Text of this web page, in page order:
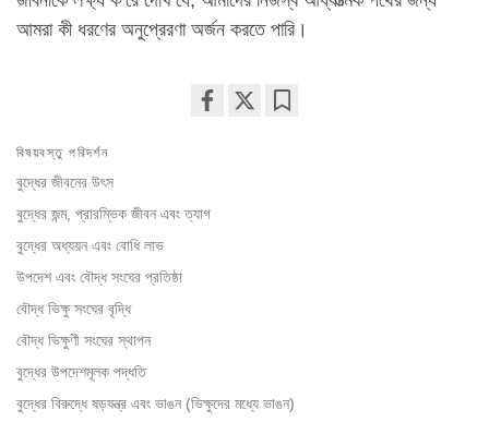
আমরা কী ধরণের অনুপ্রেরণা অর্জন করতে পারি।
বিষয়বস্তু পরিদর্শন
বুদ্ধের জীবনের উৎস
বুদ্ধের জন্ম, প্রারম্ভিক জীবন এবং ত্যাগ
বুদ্ধের অধ্যয়ন এবং বোধি লাভ
উপদেশ এবং বৌদ্ধ সংঘের প্রতিষ্ঠা
বৌদ্ধ ভিক্ষু সংঘের বৃদ্ধি
বৌদ্ধ ভিক্ষুণী সংঘের স্থাপন
বুদ্ধের উপদেশমূলক পদ্ধতি
বুদ্ধের বিরুদ্ধে ষড়যন্ত্র এবং ভাঙন (ভিক্ষুদের মধ্যে ভাঙন)